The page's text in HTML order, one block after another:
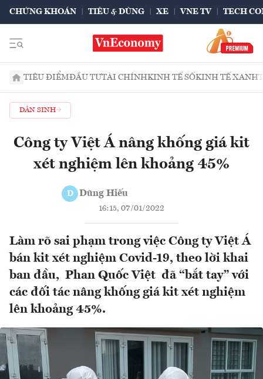
CHỨNG KHOÁN TIÊU & DÙNG XE VNE TV TECH
TIÊU ĐIỂMĐẦU TƯTÀI CHÍNHKINH TẾ SỐKINH TẾ XANH
DÂN SINH
Công ty Việt Á nâng khống giá kit
xét nghiệm lên khoảng 45%
D Dũng Hiếu
16:15, 07/01/2022
Làm rõ sai phạm trong việc Công ty Việt Á
bán kit xét nghiệm Covid-19, theo lời khai
ban đầu, Phan Quốc Việt đã “bắt tay” với
các đối tác nâng khống giá kit xét nghiệm
lên khoảng 45%.